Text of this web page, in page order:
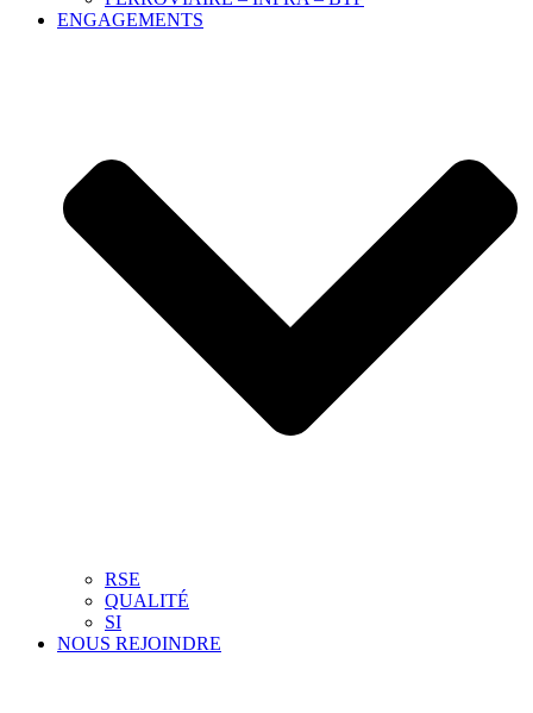
ENGAGEMENTS
RSE
QUALITÉ
SI
NOUS REJOINDRE